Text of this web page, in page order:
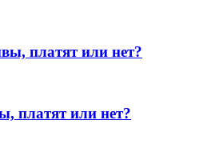
платят или нет?
платят или нет?